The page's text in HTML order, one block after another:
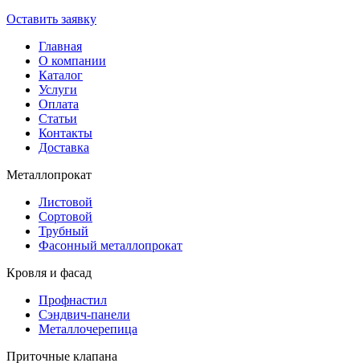
Оставить заявку
Главная
О компании
Каталог
Услуги
Оплата
Статьи
Контакты
Доставка
Металлопрокат
Листовой
Сортовой
Трубный
Фасонный металлопрокат
Кровля и фасад
Профнастил
Сэндвич-панели
Металлочерепица
Приточные клапана